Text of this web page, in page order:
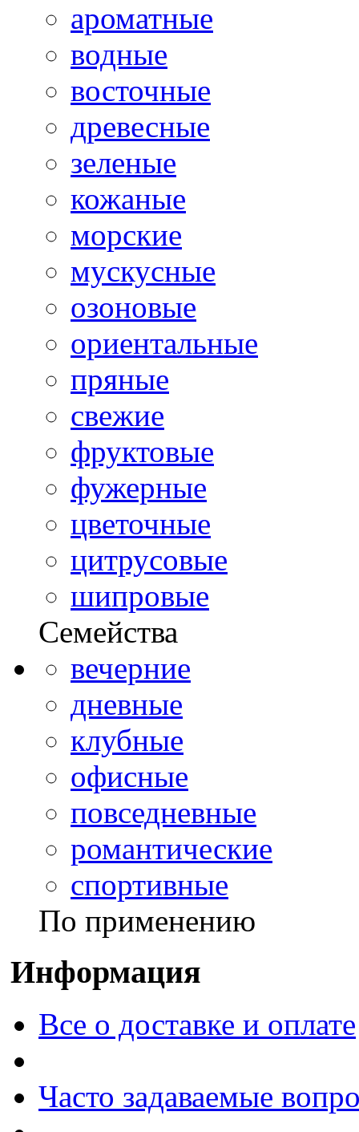
ароматные
водные
восточные
древесные
зеленые
кожаные
морские
мускусные
озоновые
ориентальные
пряные
свежие
фруктовые
фужерные
цветочные
цитрусовые
шипровые
Семейства
вечерние
дневные
клубные
офисные
повседневные
романтические
спортивные
По применению
Информация
Все о доставке и оплате
Часто задаваемые